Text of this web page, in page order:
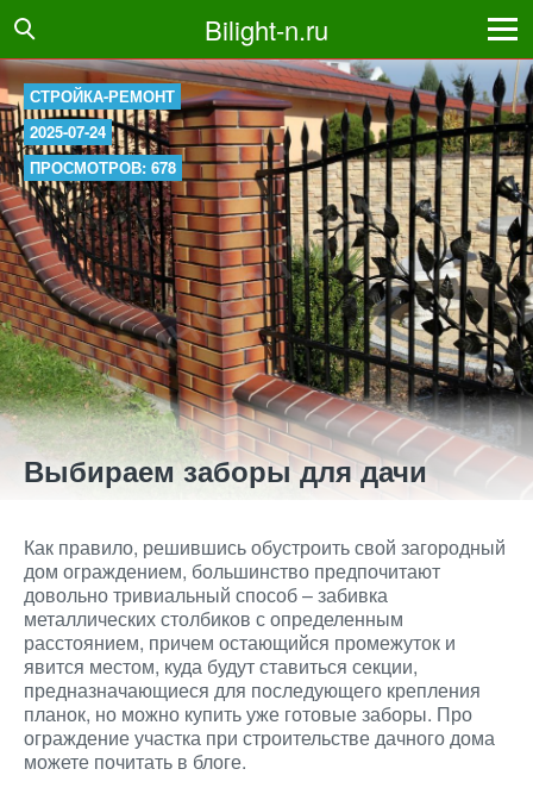
Bilight-n.ru
СТРОЙКА-РЕМОНТ
2025-07-24
ПРОСМОТРОВ: 678
Выбираем заборы для дачи
Как правило, решившись обустроить свой загородный
дом ограждением, большинство предпочитают
довольно тривиальный способ – забивка
металлических столбиков с определенным
расстоянием, причем остающийся промежуток и
явится местом, куда будут ставиться секции,
предназначающиеся для последующего крепления
планок, но можно купить уже готовые заборы. Про
ограждение участка при строительстве дачного дома
можете почитать в блоге.